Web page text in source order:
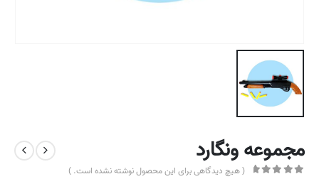
مجموعه ونگارد
( هیچ دیدگاهی برای این محصول نوشته نشده است. )